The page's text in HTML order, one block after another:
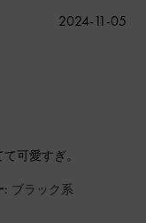
可愛すぎ。
: ブラック系
公
2024-11-05